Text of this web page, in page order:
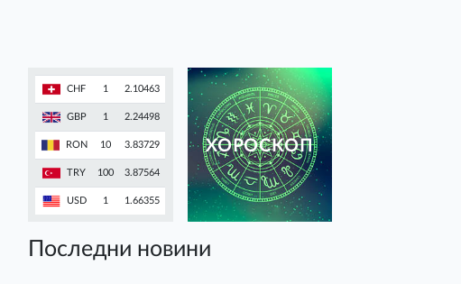
CHF 1 2.10463
GBP 1 2.24498
RON 10 3.83729
TRY 100 3.87564
USD 1 1.66355
ХОРОСКОП
Последни новини